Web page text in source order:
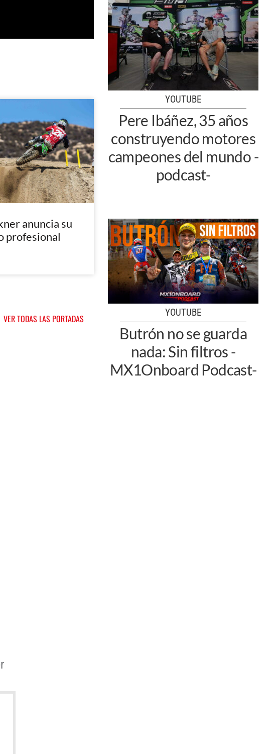
anuncia su
profesional
VER TODAS LAS PORTADAS
YOUTUBE
Pere Ibáñez, 35 años
construyendo motores
campeones del mundo -
podcast-
YOUTUBE
Butrón no se guarda
nada: Sin filtros -
MX1Onboard Podcast-